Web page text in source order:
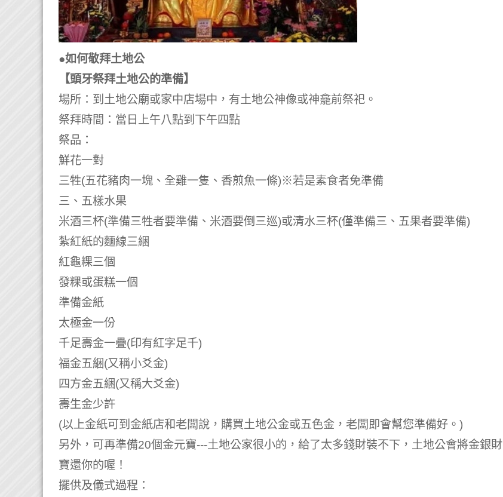
●如何敬拜土地公
【頭牙祭拜土地公的準備】
場所：到土地公廟或家中店場中，有土地公神像或神龕前祭祀。
祭拜時間：當日上午八點到下午四點
祭品：
鮮花一對
三牲(五花豬肉一塊、全雞一隻、香煎魚一條)※若是素食者免準備
三、五樣水果
米酒三杯(準備三牲者要準備、米酒要倒三巡)或清水三杯(僅準備三、五果者要準備)
紮紅紙的麵線三綑
紅龜粿三個
發粿或蛋糕一個
準備金紙
太極金一份
千足壽金一疊(印有紅字足千)
福金五綑(又稱小爻金)
四方金五綑(又稱大爻金)
壽生金少許
(以上金紙可到金紙店和老闆說，購買土地公金或五色金，老闆即會幫您準備好。)
另外，可再準備20個金元寶---土地公家很小的，給了太多錢財裝不下，土地公會將金銀財
寶還你的喔！
擺供及儀式過程：